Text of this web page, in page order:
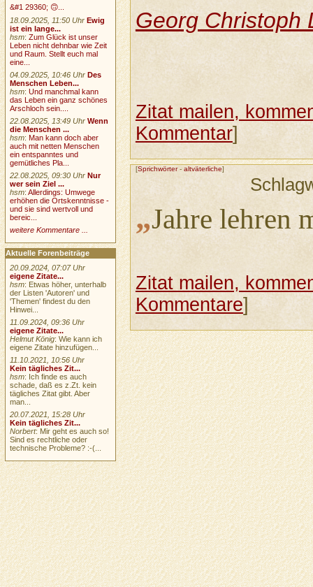
Georg Christoph
Zitat mailen,
Kommentar]
[Sprichwörter- altväterliche]
„Jahre lehren
Zitat mailen,
Kommentare]
&#1 29360; 🙃...
18.09.2025, 11:50 Uhr Ewig
ist ein lange...
hsm:Zum Glück ist unser
Leben nicht dehnbar wie Zeit
und Raum. Stellt euch mal
eine...
04.09.2025, 10:46 Uhr Des
Menschen Leben...
hsm:Und manchmal kann
das Leben ein ganz schönes
Arschloch sein....
22.08.2025, 13:49 Uhr Wenn
die Menschen ...
hsm:Man kann doch aber
auch mit netten Menschen
ein entspanntes und
gemütliches Pla...
22.08.2025, 09:30 Uhr Nur
wer sein Ziel ...
hsm:Allerdings: Umwege
erhöhen die Ortskenntnisse -
und sie sind wertvoll und
bereic...
weitere Kommentare ...
Aktuelle Forenbeiträge
20.09.2024, 07:07 Uhr
eigene Zitate...
hsm: Etwas höher, unterhalb
der Listen 'Autoren' und
'Themen' findest du den
Hinwei...
11.09.2024, 09:36 Uhr
eigene Zitate...
Helmut König: Wie kann ich
eigene Zitate hinzufügen...
11.10.2021, 10:56 Uhr
Kein tägliches Zit...
hsm: Ich finde es auch
schade, daß es z.Zt. kein
tägliches Zitat gibt. Aber
man...
20.07.2021, 15:28 Uhr
Kein tägliches Zit...
Norbert: Mir geht es auch so!
Sind es rechtliche oder
technische Probleme? :-(...